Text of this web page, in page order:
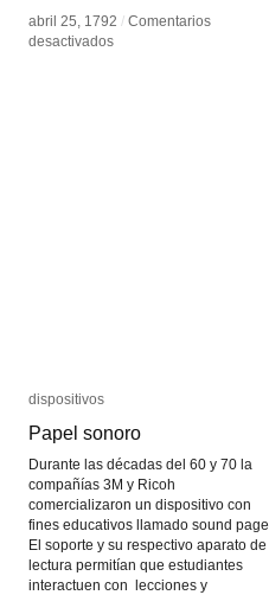
abril 25, 1792 / Comentarios
desactivadosen
abril 25, 1792 / Comentarios
desactivadosen
dispositivos
Papel sonoro
Durante las décadas del 60 y 70 la
compañías 3M y Ricoh
comercializaron un dispositivo con
fines educativos llamado sound page.
El soporte y su respectivo aparato de
lectura permitían que estudiantes
interactuen con lecciones y
dispositivos
Papel sonoro